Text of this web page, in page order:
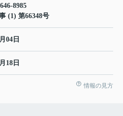
8985
(1) 第66348号
04日
18日
情報の見方